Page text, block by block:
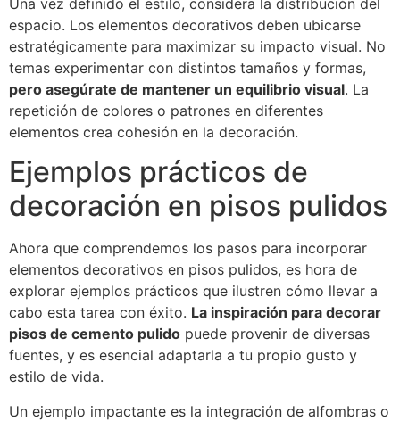
espacio. Los elementos decorativos deben ubicarse
estratégicamente para maximizar su impacto visual. No
temas experimentar con distintos tamaños y formas,
pero asegúrate de mantener un equilibrio visual. La
repetición de colores o patrones en diferentes
elementos crea cohesión en la decoración.
Ejemplos prácticos de
decoración en pisos pulidos
Ahora que comprendemos los pasos para incorporar
elementos decorativos en pisos pulidos, es hora de
explorar ejemplos prácticos que ilustren cómo llevar a
cabo esta tarea con éxito. La inspiración para decorar
pisos de cemento pulido puede provenir de diversas
fuentes, y es esencial adaptarla a tu propio gusto y
estilo de vida.
Un ejemplo impactante es la integración de alfombras o